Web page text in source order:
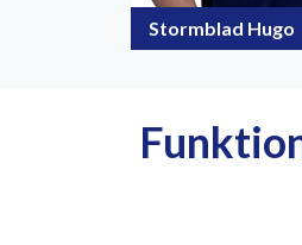
Stormblad Hugo